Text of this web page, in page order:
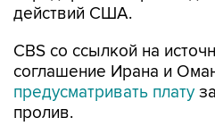
действий США.
CBS со ссылкой на
соглашение Ирана и
предусматривать плату
пролив.